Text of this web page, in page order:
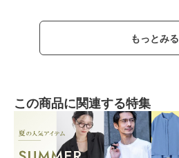
もっとみる
この商品に関連する特集